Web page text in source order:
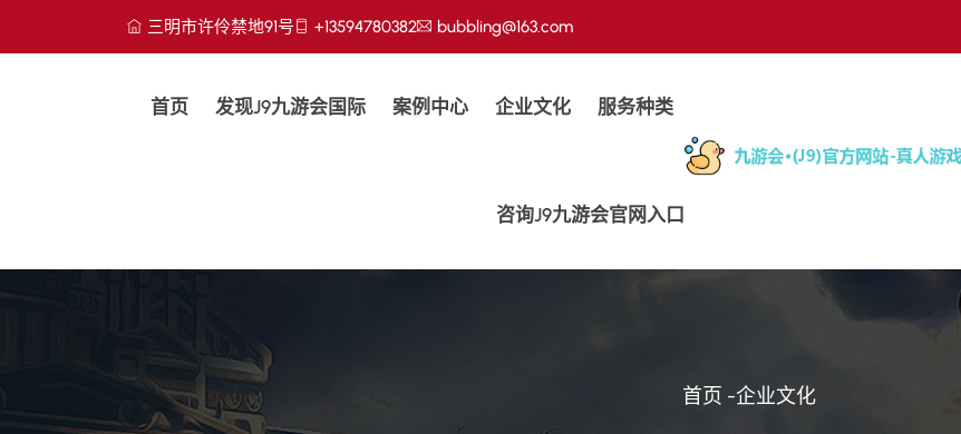
三明市许伶禁地91号 +13594780382 bubbling@163.com
首页 发现j9九游会国际 案例中心 企业文化 服务种类
咨询j9九游会官网入口
首页 -企业文化